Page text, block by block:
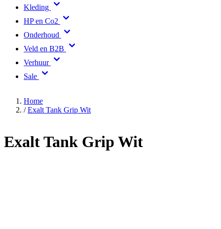
Kleding
HP en Co2
Onderhoud
Veld en B2B
Verhuur
Sale
Home
/ Exalt Tank Grip Wit
Exalt Tank Grip Wit